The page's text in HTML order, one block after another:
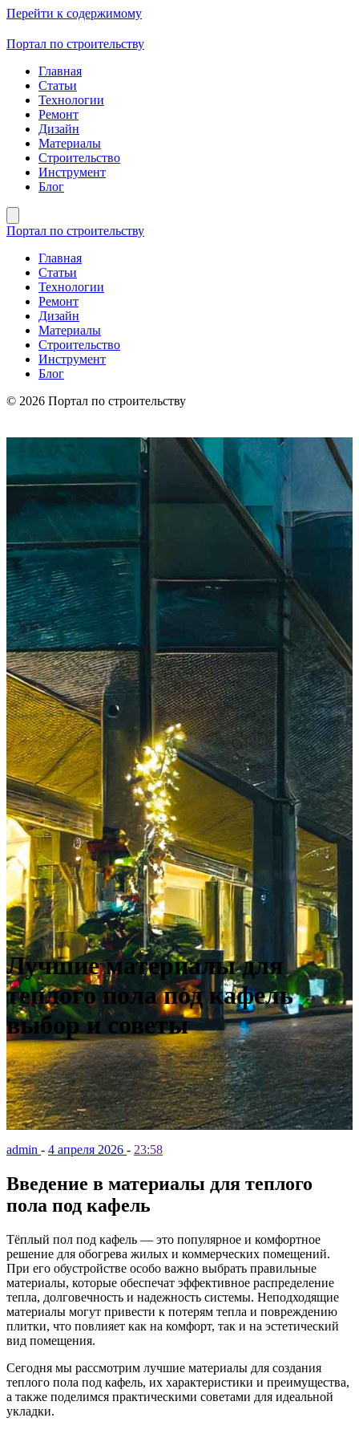
Перейти к содержимому
Портал по строительству
Главная
Статьи
Технологии
Ремонт
Дизайн
Материалы
Строительство
Инструмент
Блог
Портал по строительству
Главная
Статьи
Технологии
Ремонт
Дизайн
Материалы
Строительство
Инструмент
Блог
© 2026 Портал по строительству
Лучшие материалы для
теплого пола под кафель
выбор и советы
admin - 4 апреля 2026 - 23:58
Введение в материалы для теплого
пола под кафель
Тёплый пол под кафель — это популярное и комфортное
решение для обогрева жилых и коммерческих помещений.
При его обустройстве особо важно выбрать правильные
материалы, которые обеспечат эффективное распределение
тепла, долговечность и надежность системы. Неподходящие
материалы могут привести к потерям тепла и повреждению
плитки, что повлияет как на комфорт, так и на эстетический
вид помещения.
Сегодня мы рассмотрим лучшие материалы для создания
теплого пола под кафель, их характеристики и преимущества,
а также поделимся практическими советами для идеальной
укладки.